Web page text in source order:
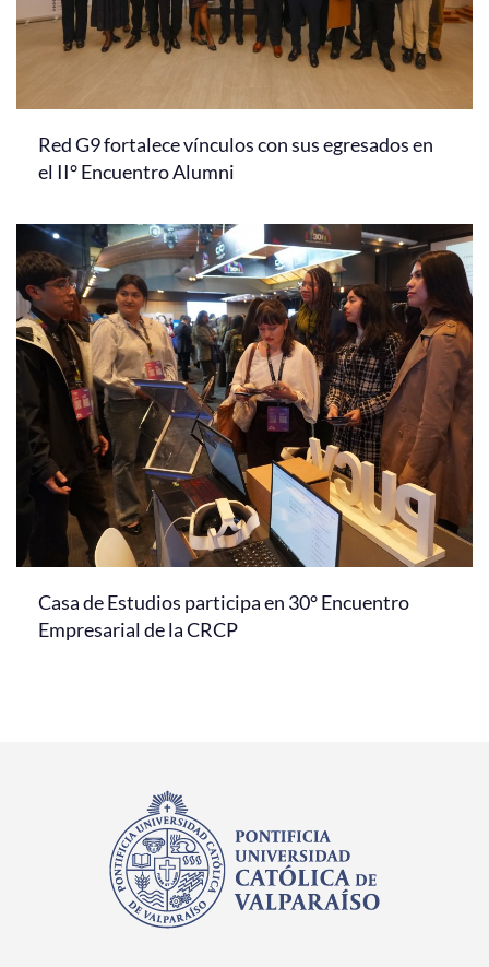
Red G9 fortalece vínculos con sus egresados en
el II° Encuentro Alumni
Casa de Estudios participa en 30° Encuentro
Empresarial de la CRCP